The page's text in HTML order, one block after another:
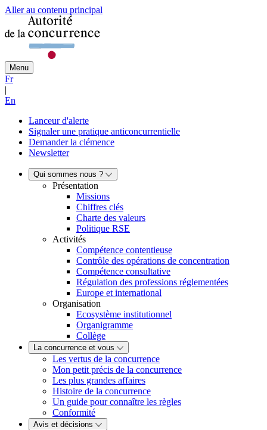
Aller au contenu principal
Menu
Fr
|
En
Lanceur d'alerte
Signaler une pratique anticoncurrentielle
Demander la clémence
Newsletter
Qui sommes nous ?
Présentation
Missions
Chiffres clés
Charte des valeurs
Politique RSE
Activités
Compétence contentieuse
Contrôle des opérations de concentration
Compétence consultative
Régulation des professions réglementées
Europe et international
Organisation
Ecosystème institutionnel
Organigramme
Collège
La concurrence et vous
Les vertus de la concurrence
Mon petit précis de la concurrence
Les plus grandes affaires
Histoire de la concurrence
Un guide pour connaître les règles
Conformité
Avis et décisions